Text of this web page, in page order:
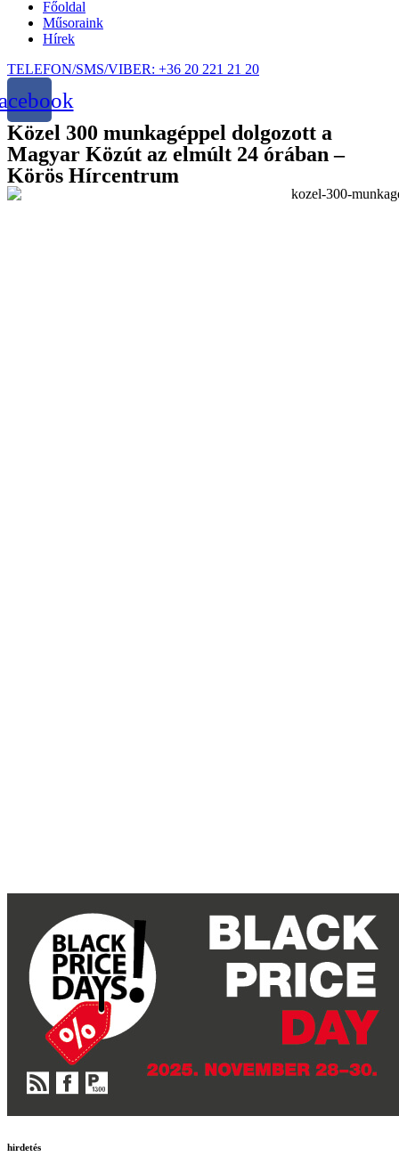
Főoldal
Műsoraink
Hírek
TELEFON/SMS/VIBER: +36 20 221 21 20
Közel 300 munkagéppel dolgozott a
Magyar Közút az elmúlt 24 órában –
Körös Hírcentrum
hirdetés